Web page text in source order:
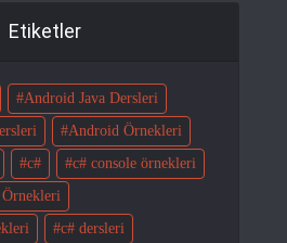
Etiketler
Android Java Dersleri
Android Örnekleri
c#
c# console örnekleri
c# dersleri